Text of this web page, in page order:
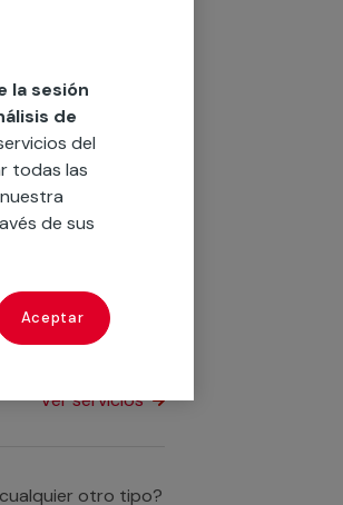
obtener un
Ver servicios
reparar una
Ver servicios
otro tipo?
la sesión
de
del
todas las
de sus
Aceptar